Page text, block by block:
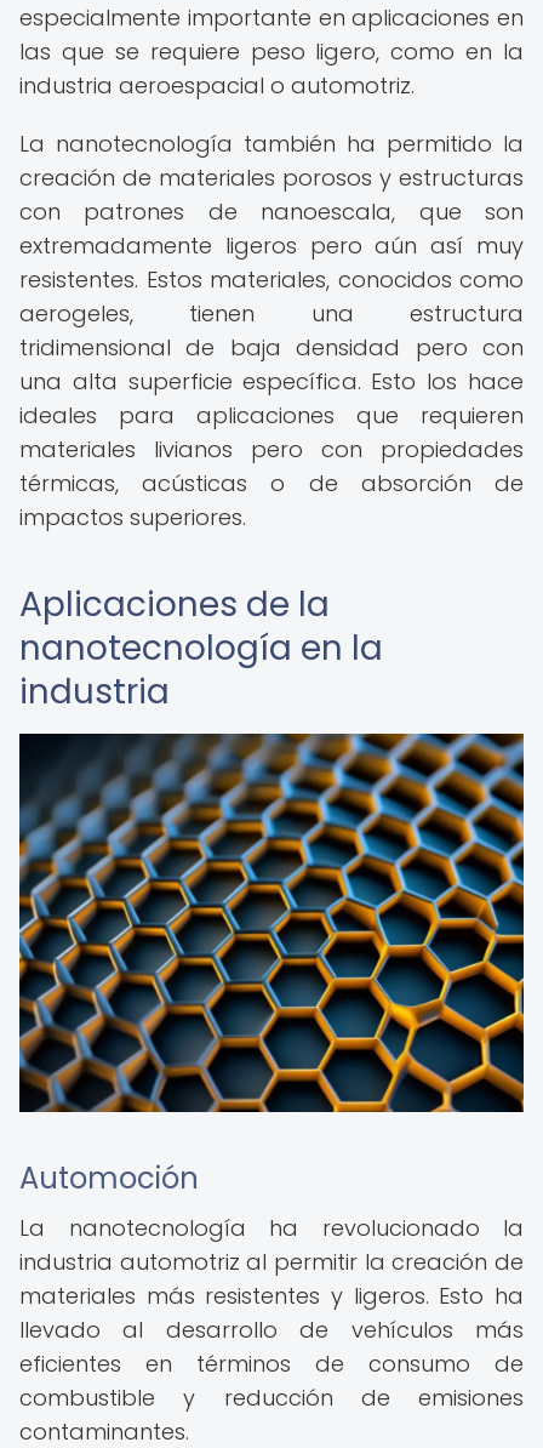
especialmente importante en aplicaciones en
las que se requiere peso ligero, como en la
industria aeroespacial o automotriz.
La nanotecnología también ha permitido la
creación de materiales porosos y estructuras
con patrones de nanoescala, que son
extremadamente ligeros pero aún así muy
resistentes. Estos materiales, conocidos como
aerogeles, tienen una estructura
tridimensional de baja densidad pero con
una alta superficie específica. Esto los hace
ideales para aplicaciones que requieren
materiales livianos pero con propiedades
térmicas, acústicas o de absorción de
impactos superiores.
Aplicaciones de la
nanotecnología en la
industria
Automoción
La nanotecnología ha revolucionado la
industria automotriz al permitir la creación de
materiales más resistentes y ligeros. Esto ha
llevado al desarrollo de vehículos más
eficientes en términos de consumo de
combustible y reducción de emisiones
contaminantes.